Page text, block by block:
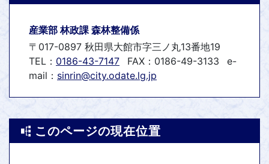
産業部 林政課 森林整備係
〒017-0897 秋田県大館市字三ノ丸13番地19
TEL： 0186-43-7147 FAX：0186-49-3133
e-
mail： sinrin@city.odate.lg.jp
このページの現在位置